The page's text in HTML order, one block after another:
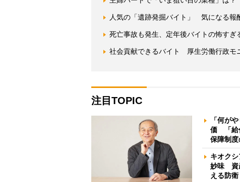
人気の「遺跡発掘バイト」 気になる報
死亡事故も発生、定年後バイトの怖すぎ
社会貢献できるバイト 厚生労働行政モ
注目TOPIC
「何が
価 「給
保障制
キオク
妙味 資
える防